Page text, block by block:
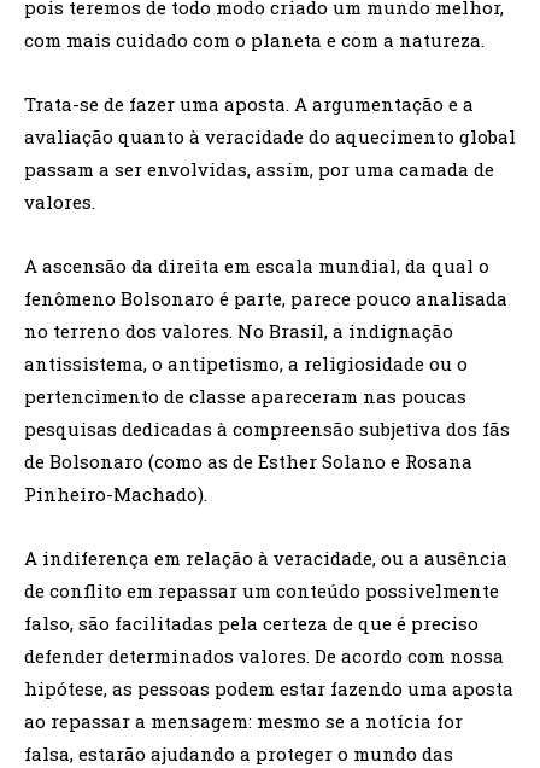
pois teremos de todo modo criado um mundo melhor,
com mais cuidado com o planeta e com a natureza.
Trata-se de fazer uma aposta. A argumentação e a
avaliação quanto à veracidade do aquecimento global
passam a ser envolvidas, assim, por uma camada de
valores.
A ascensão da direita em escala mundial, da qual o
fenômeno Bolsonaro é parte, parece pouco analisada
no terreno dos valores. No Brasil, a indignação
antissistema, o antipetismo, a religiosidade ou o
pertencimento de classe apareceram nas poucas
pesquisas dedicadas à compreensão subjetiva dos fãs
de Bolsonaro (como as de Esther Solano e Rosana
Pinheiro-Machado).
A indiferença em relação à veracidade, ou a ausência
de conflito em repassar um conteúdo possivelmente
falso, são facilitadas pela certeza de que é preciso
defender determinados valores. De acordo com nossa
hipótese, as pessoas podem estar fazendo uma aposta
ao repassar a mensagem: mesmo se a notícia for
falsa, estarão ajudando a proteger o mundo das